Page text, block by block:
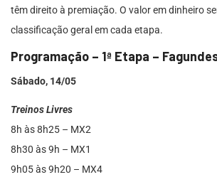
têm direito à premiação. O valor em dinheiro
classificação geral em cada etapa.
Programação – 1ª Etapa –
Sábado, 14/05
Treinos Livres
8h às 8h25 – MX2
8h30 às 9h – MX1
9h05 às 9h20 – MX4